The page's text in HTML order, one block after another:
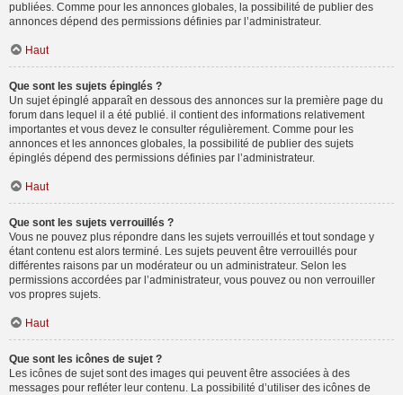
publiées. Comme pour les annonces globales, la possibilité de publier des
annonces dépend des permissions définies par l’administrateur.
Haut
Que sont les sujets épinglés ?
Un sujet épinglé apparaît en dessous des annonces sur la première page du
forum dans lequel il a été publié. il contient des informations relativement
importantes et vous devez le consulter régulièrement. Comme pour les
annonces et les annonces globales, la possibilité de publier des sujets
épinglés dépend des permissions définies par l’administrateur.
Haut
Que sont les sujets verrouillés ?
Vous ne pouvez plus répondre dans les sujets verrouillés et tout sondage y
étant contenu est alors terminé. Les sujets peuvent être verrouillés pour
différentes raisons par un modérateur ou un administrateur. Selon les
permissions accordées par l’administrateur, vous pouvez ou non verrouiller
vos propres sujets.
Haut
Que sont les icônes de sujet ?
Les icônes de sujet sont des images qui peuvent être associées à des
messages pour refléter leur contenu. La possibilité d’utiliser des icônes de